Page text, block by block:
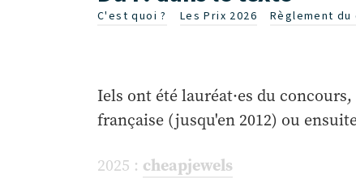
C'est quoi ? Les Prix 2026 Règlement du
Iels ont été lauréat·es du
française (jusqu'en 2012) ou
2025 : cheapjewels